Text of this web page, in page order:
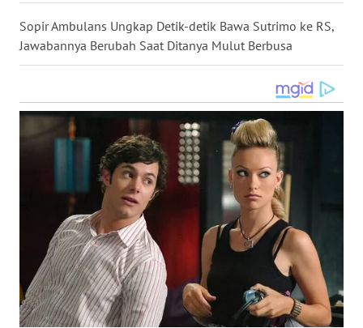
Sopir Ambulans Ungkap Detik-detik Bawa Sutrimo ke RS,
Jawabannya Berubah Saat Ditanya Mulut Berbusa
KALTARA
WN
WN
SULSEL
WN
GORONTALO
WN